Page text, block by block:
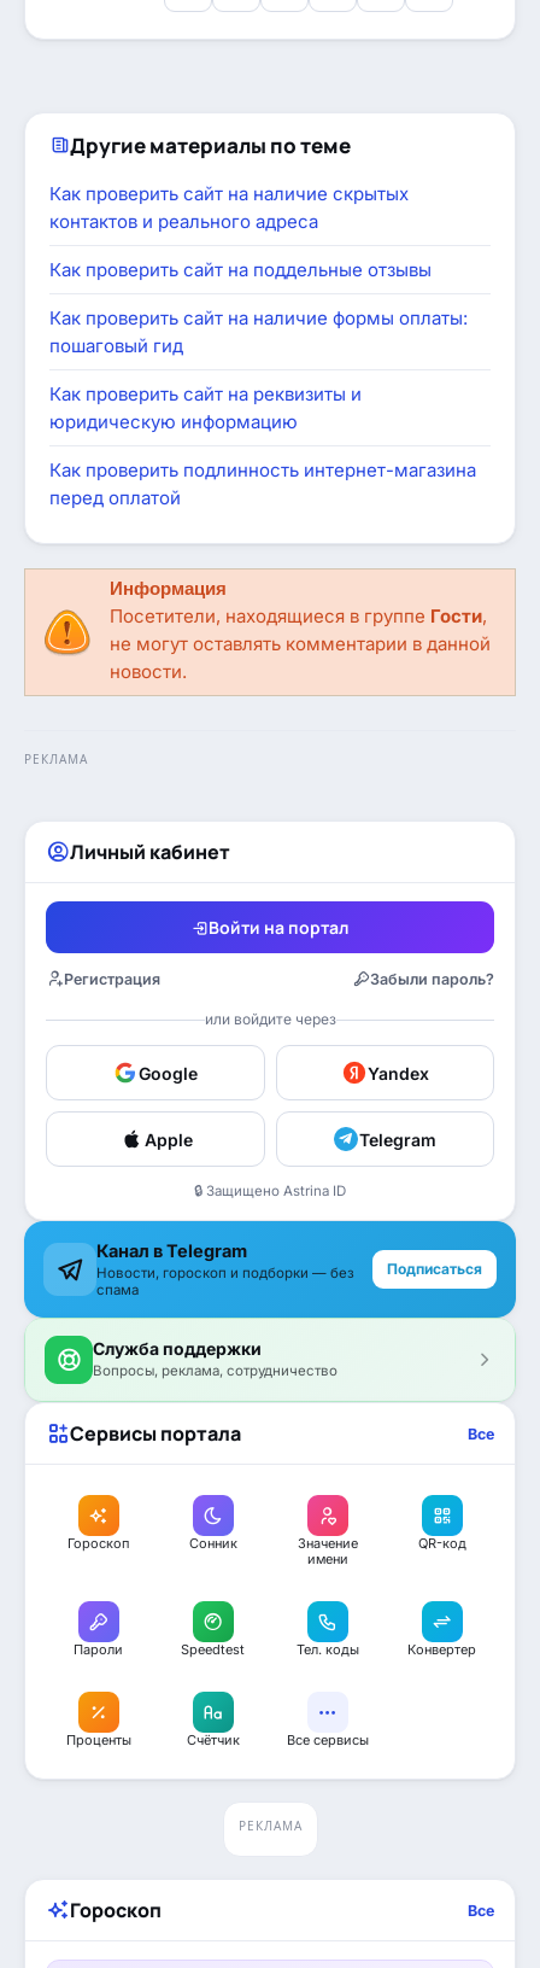
Другие материалы по теме
Как проверить сайт на наличие скрытых
контактов и реального адреса
Как проверить сайт на поддельные отзывы
Как проверить сайт на наличие формы оплаты:
пошаговый гид
Как проверить сайт на реквизиты и
юридическую информацию
Как проверить подлинность интернет-магазина
перед оплатой
Информация
Посетители, находящиеся в группе Гости,
не могут оставлять комментарии в данной
новости.
РЕКЛАМА
Личный кабинет
Войти на портал
Регистрация Забыли пароль?
или войдите через
Google Yandex
Apple Telegram
🔒 Защищено Astrina ID
Канал в Telegram
Новости, гороскоп и подборки — без
спама
Подписаться
Служба поддержки
Вопросы, реклама, сотрудничество
Сервисы портала Все
Гороскоп Сонник
Значение
имени
QR-код
Пароли Speedtest Тел. коды Конвертер
Проценты Счётчик Все сервисы
РЕКЛАМА
Гороскоп Все